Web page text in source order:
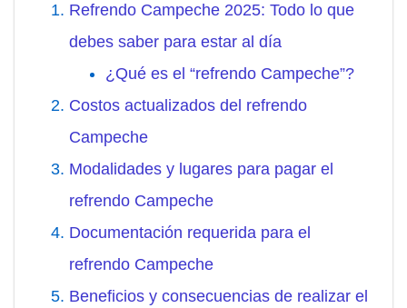
Refrendo Campeche 2025: Todo lo que
debes saber para estar al día
¿Qué es el “refrendo Campeche”?
Costos actualizados del refrendo
Campeche
Modalidades y lugares para pagar el
refrendo Campeche
Documentación requerida para el
refrendo Campeche
Beneficios y consecuencias de realizar el